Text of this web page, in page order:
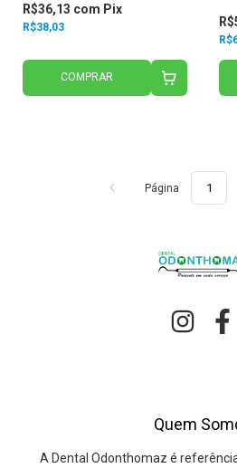
R$38,03
R$36,13 com Pix
COMPRAR
Página
Quem
A Dental Odonthomaz é